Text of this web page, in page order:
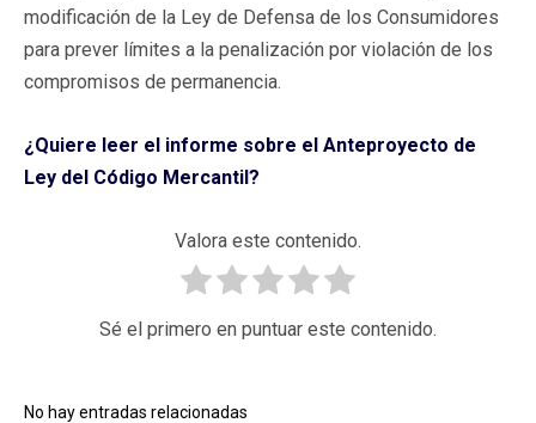
modificación de la Ley de Defensa de los Consumidores
para prever límites a la penalización por violación de los
compromisos de permanencia.
¿Quiere leer el informe sobre el Anteproyecto de
Ley del Código Mercantil?
Valora este contenido.
Sé el primero en puntuar este contenido.
No hay entradas relacionadas